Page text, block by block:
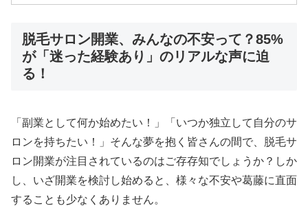
脱毛サロン開業、みんなの不安って？85%
が「迷った経験あり」のリアルな声に迫
る！
「副業として何か始めたい！」「いつか独立して自分のサ
ロンを持ちたい！」そんな夢を抱く皆さんの間で、脱毛サ
ロン開業が注目されているのはご存存知でしょうか？しか
し、いざ開業を検討し始めると、様々な不安や葛藤に直面
することも少なくありません。